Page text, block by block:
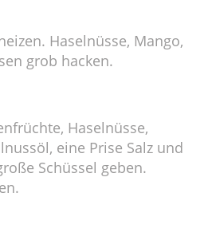
Haselnüsse, Mango,
grob hacken.
Haselnüsse,
eine Prise Salz und
Schüssel geben.